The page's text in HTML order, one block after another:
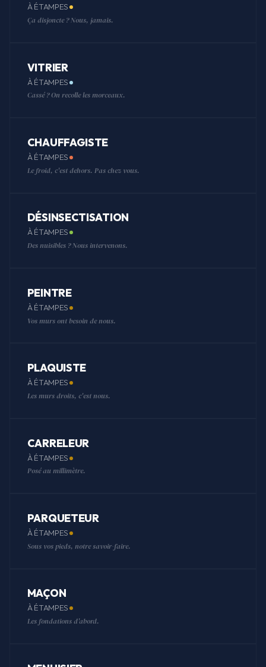
À ÉTAMPES
Ça disjoncte ? Nous, jamais.
VITRIER
À ÉTAMPES
Cassé ? On recolle les morceaux.
CHAUFFAGISTE
À ÉTAMPES
Le froid, c'est dehors. Pas chez vous.
DÉSINSECTISATION
À ÉTAMPES
Des nuisibles ? Nous intervenons.
PEINTRE
À ÉTAMPES
Vos murs ont besoin de nous.
PLAQUISTE
À ÉTAMPES
Les murs droits, c'est nous.
CARRELEUR
À ÉTAMPES
Posé au millimètre.
PARQUETEUR
À ÉTAMPES
Sous vos pieds, notre savoir-faire.
MAÇON
À ÉTAMPES
Les fondations d'abord.